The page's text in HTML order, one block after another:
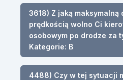
3618) Z jaką maksymalną
prędkością wolno Ci
osobowym po drodze za
Kategorie: B
4488) Czy w tej sytuacji